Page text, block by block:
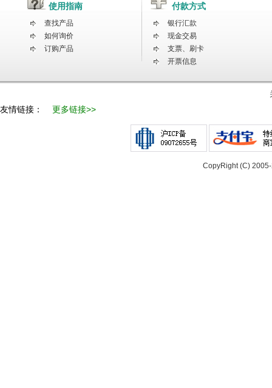
使用指南
查找产品
如何询价
订购产品
付款方式
银行汇款
现金交易
支票、刷卡
开票信息
友情链接： 更多链接>>
CopyRight (C)